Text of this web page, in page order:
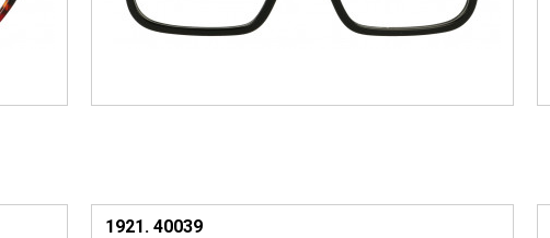
1921. 40039